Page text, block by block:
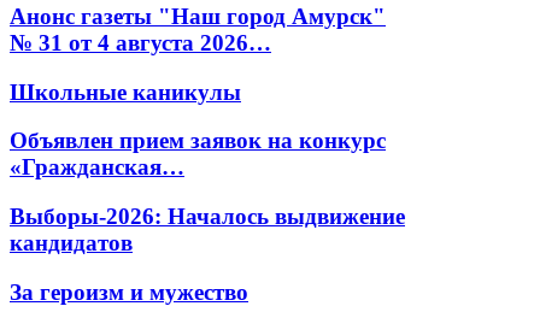
Анонс газеты "Наш город Амурск"
№ 31 от 4 августа 2026…
Школьные каникулы
Объявлен прием заявок на конкурс
«Гражданская…
Выборы-2026: Началось выдвижение
кандидатов
За героизм и мужество